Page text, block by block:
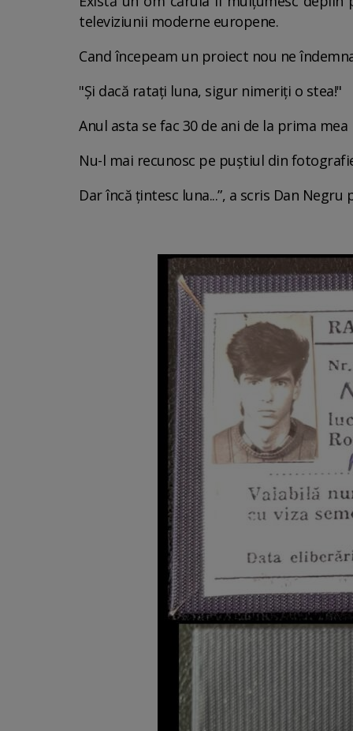
televiziunii moderne europene.
Cand începeam un proiect nou ne
"Și dacă ratați luna, sigur nimeriți o stea!"
Anul asta se fac 30 de ani de la prima
Nu-l mai recunosc pe puștiul din
Dar încă țintesc luna...”, a scris Dan